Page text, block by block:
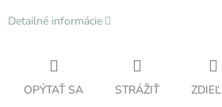
Detailné informácie
OPÝTAŤ SA STRÁŽIŤ